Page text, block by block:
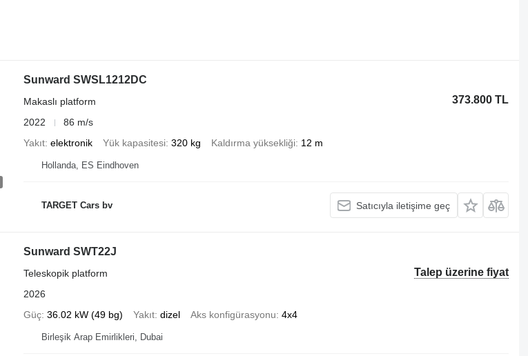
Sunward SWSL1212DC
373.800 TL
Makaslı platform
2022
86 m/s
Yakıt elektronik Yük kapasitesi 320 kg Kaldırma yüksekliği 12 m
Hollanda, ES Eindhoven
TARGET Cars bv Satıcıyla iletişime geç
Sunward SWT22J
Talep üzerine fiyat
Teleskopik platform
2026
Güç 36.02 kW (49 bg) Yakıt dizel Aks konfigürasyonu 4x4
Birleşik Arap Emirlikleri, Dubai